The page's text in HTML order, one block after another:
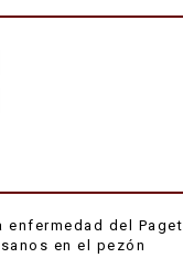
enfermedad del Paget
en el pezón